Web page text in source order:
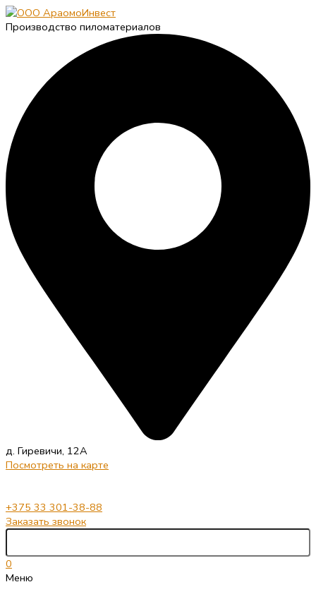
Производство пиломатериалов
д. Гиревичи, 12А
Посмотреть на карте
+375 33 301-38-88
Заказать звонок
0
Меню